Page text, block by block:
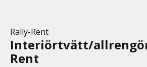
Rally-Rent
Interiörtvätt/
Rent